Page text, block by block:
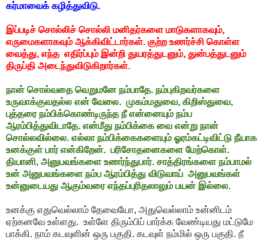
கர்மாவைக் கழித்துவிடு.
இப்படிச் சொல்லிச் சொல்லி மனிதர்களை மாடுகளாகவும்,
எருமைகளாகவும் ஆக்கிவிட்டார்கள். குற்ற உணர்ச்சி கொள்ள
வைத்து, எந்த எதிர்ப்பும் இன்றி துயரத்துடனும், துன்பத்துடனும்
திருப்தி அடைந்துவிடுகிறார்கள்.
நான் சொல்வதை வெறுமனே நம்பாதே. நம்புகிறவர்களை
உருவாக்குவதல்ல என் வேலை. முகம்மதுவை, கிறிஸ்துவை,
புத்தரை நம்பிக்கொண்டிருந்த நீ என்னையும் நம்ப
ஆரம்பித்துவிடாதே. என்மீது நம்பிக்கை வை என்று நான்
சொல்லவில்லை. எல்லா நம்பிக்கைகளையும் ஓரம்கட்டிவிட்டு நீயாக
உனக்குள் பார் என்கிறேன். பரிசோதனைகளை மேற்கொள்.
தியானி, அனுபவங்களை உணர்ந்துபார். சாத்திரங்களை நம்பாமல்
உன் அனுபவங்களை நம்ப ஆரம்பித்து விடுவாய் அனுபவங்கள்
உன்னுடையது ஆகும்வரை எந்தப்புரிதலாலும் பயன் இல்லை.
உனக்கு எதுவெல்லாம் தேவையோ, அதுவெல்லாம் உன்னிடம்
ஏற்கனவே உள்ளது. உள்ளே திரும்பிப் பார்க்க வேண்டியது மட்டுமே
பாக்கி. நாம் கடவுளின் ஒரு பகுதி. கடவுள் நம்மில் ஒரு பகுதி. நீ